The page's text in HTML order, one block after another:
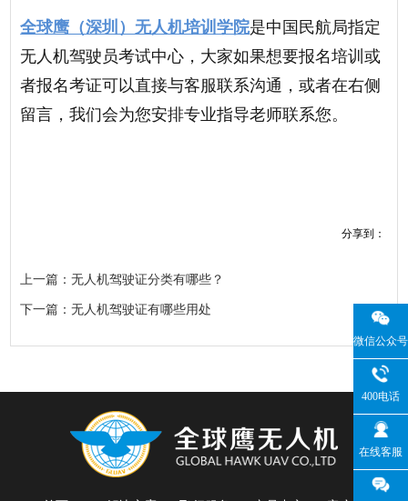
全球鹰（深圳）无人机培训学院是中国民航局指定
无人机驾驶员考试中心，大家如果想要报名培训或
者报名考证可以直接与客服联系沟通，或者在右侧
留言，我们会为您安排专业指导老师联系您。
分享到：
上一篇：无人机驾驶证分类有哪些？
下一篇：无人机驾驶证有哪些用处
微信公众号
400电话
在线客服